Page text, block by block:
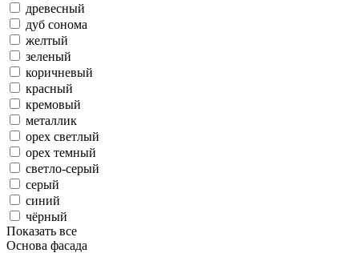
древесный
дуб сонома
желтый
зеленый
коричневый
красный
кремовый
металлик
орех светлый
орех темный
светло-серый
серый
синий
чёрный
Показать все
Основа фасада